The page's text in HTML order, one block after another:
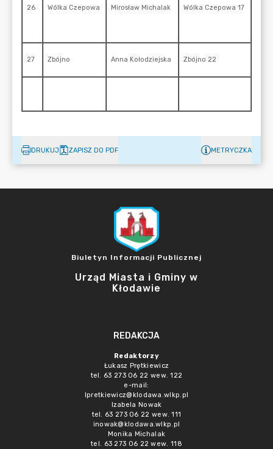
DRUKUJ ZAPISZ DO PDF METRYCZKA
Biuletyn Informacji Publicznej
Urząd Miasta i Gminy w
Kłodawie
REDAKCJA
Redaktorzy
Łukasz Prętkiewicz
tel. 63 273 06 22 wew. 122
e-mail:
lpretkiewicz@klodawa.wlkp.pl
Izabela Nowak
tel. 63 273 06 22 wew. 111
inowak@klodawa.wlkp.pl
Monika Michalak
tel. 63 273 06 22 wew. 118